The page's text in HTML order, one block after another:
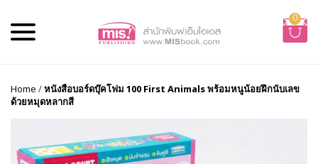
0
Home /หนังสือบอร์ดบุ๊คโฟม 100 First Animals พร้อมหนูน้อยฝึกนับเลข
ด้วยหมุดหลากสี